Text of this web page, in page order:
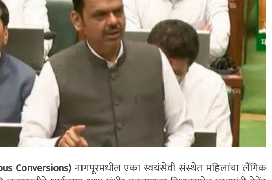
Conversions)नागपूरमधील एका स्वयंसेवी संस्थेत महिलांचा लैंगिक